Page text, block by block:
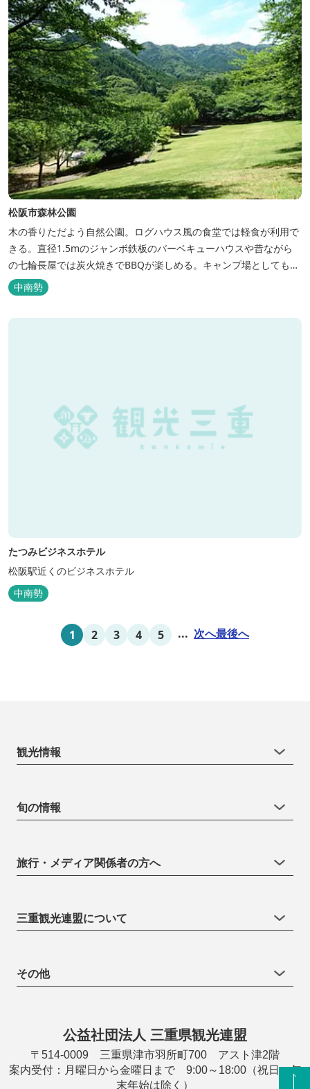
松阪市森林公園
木の香りただよう自然公園。ログハウス風の食堂では軽食が利用で
きる。直径1.5mのジャンボ鉄板のバーベキューハウスや昔ながら
の七輪長屋では炭火焼きでBBQが楽しめる。キャンプ場としても人
気で、週末は多くのキャンパーでにぎわっている。バンガローや5
タイプのテントサイトがある。展望台からは市街が一望できる。ま
た桜の時期は、多くの人々でにぎわう。 バーベキューの食材は持ち
中南勢
たつみビジネスホテル
松阪駅近くのビジネスホテル
中南勢
1 2 3 4 5 ... 次へ最後へ
観光情報
旬の情報
旅行・メディア関係者の方へ
三重観光連盟について
その他
公益社団法人 三重県観光連盟
〒514-0009 三重県津市羽所町700 アスト津2階
案内受付：月曜日から金曜日まで 9:00～18:00（祝日・年
末年始は除く）